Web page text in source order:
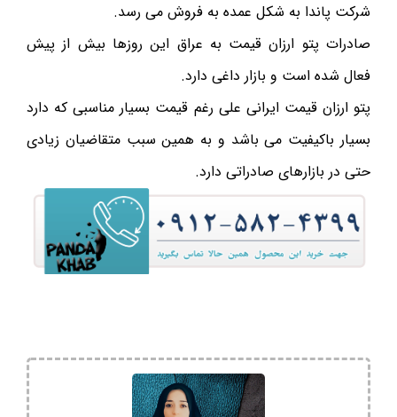
شرکت پاندا به شکل عمده به فروش می رسد.
صادرات پتو ارزان قیمت به عراق این روزها بیش از پیش
فعال شده است و بازار داغی دارد.
پتو ارزان قیمت ایرانی علی رغم قیمت بسیار مناسبی که دارد
بسیار باکیفیت می باشد و به همین سبب متقاضیان زیادی
حتی در بازارهای صادراتی دارد.